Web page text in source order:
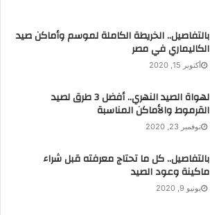
بالتفاصيل.. الخريطة الكاملة لموسم وأماكن صيد
الكاليماري في مصر
أكتوبر 15, 2020
لهواة الصيد النهري.. أفضل 3 طرق لصيد
القرموط والأماكن المناسبة
نوفمبر 23, 2020
بالتفاصيل.. كل ما تحتاج معرفته قبل شراء
ماكينة وعود الصيد
يونيو 9, 2020